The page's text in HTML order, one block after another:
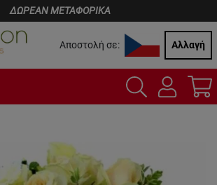
ΔΩΡΕΑΝ ΜΕΤΑΦΟΡΙΚΑ
Αποστολή σε: Αλλαγή